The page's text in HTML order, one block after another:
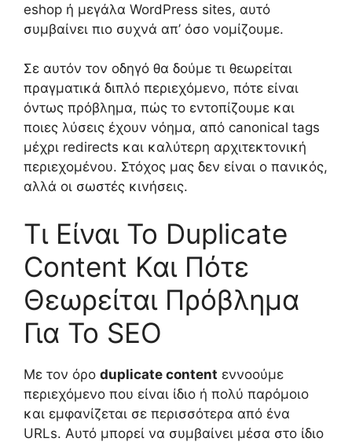
eshop ή μεγάλα WordPress sites, αυτό
συμβαίνει πιο συχνά απ’ όσο νομίζουμε.
Σε αυτόν τον οδηγό θα δούμε τι θεωρείται
πραγματικά διπλό περιεχόμενο, πότε είναι
όντως πρόβλημα, πώς το εντοπίζουμε και
ποιες λύσεις έχουν νόημα, από canonical tags
μέχρι redirects και καλύτερη αρχιτεκτονική
περιεχομένου. Στόχος μας δεν είναι ο πανικός,
αλλά οι σωστές κινήσεις.
Τι Είναι Το Duplicate
Content Και Πότε
Θεωρείται Πρόβλημα
Για Το SEO
Με τον όρο duplicate content εννοούμε
περιεχόμενο που είναι ίδιο ή πολύ παρόμοιο
και εμφανίζεται σε περισσότερα από ένα
URLs. Αυτό μπορεί να συμβαίνει μέσα στο ίδιο